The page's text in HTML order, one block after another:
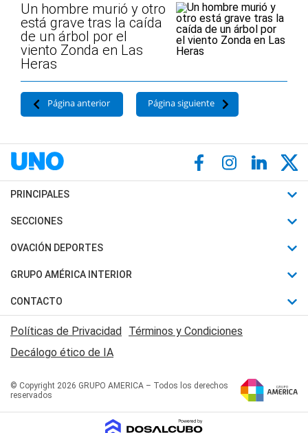
Un hombre murió y otro
está grave tras la caída
de un árbol por el
viento Zonda en Las
Heras
Página anterior Página siguiente
PRINCIPALES
Últimas Noticias
Política
Judiciales
Economia
SECCIONES
Horóscopo
Motores
Trucos caseros
Series y Películas
Edictos y Solicitadas
OVACIÓN DEPORTES
Fútbol
Mundial
Automovilismo
Rugby
Básquet
GRUPO AMÉRICA INTERIOR
Canal 7 en Vivo
San Juan 8
CONTACTO
Acerca de Nosotros
Contactanos
Políticas de Privacidad Términos y Condiciones
Decálogo ético de IA
© Copyright 2026 GRUPO AMERICA – Todos los derechos
reservados